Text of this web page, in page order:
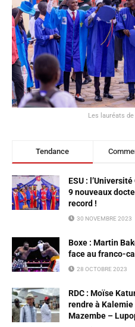
Les lauréats
Tendance
ESU :
9 nouveaux
record !
30 NOVEMBRE 2023
Boxe : Martin
face au franco-
28 OCTOBRE 2023
RDC : Moïse
rendre à
Mazembe –